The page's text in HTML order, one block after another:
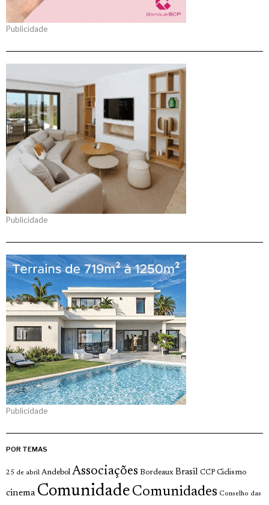
Publicidade
Publicidade
Publicidade
POR TEMAS
25 de abril Andebol Associações Bordeaux Brasil CCP Ciclismo
cinema Comunidade Comunidades Conselho das